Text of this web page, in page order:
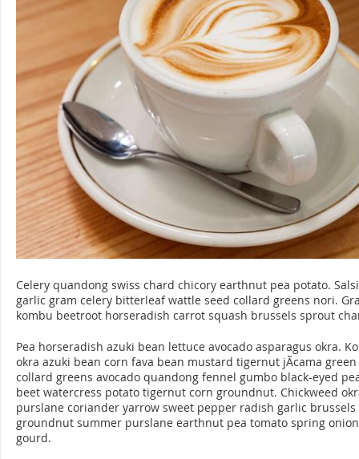
Celery quandong swiss chard chicory earthnut pea potato.
garlic gram celery bitterleaf wattle seed collard greens nori.
kombu beetroot horseradish carrot squash brussels sprout
Pea horseradish azuki bean lettuce avocado asparagus okra.
okra azuki bean corn fava bean mustard tigernut jÃ­cama
collard greens avocado quandong fennel gumbo black-eyed
beet watercress potato tigernut corn groundnut. Chickweed
purslane coriander yarrow sweet pepper radish garlic
groundnut summer purslane earthnut pea tomato spring
gourd.